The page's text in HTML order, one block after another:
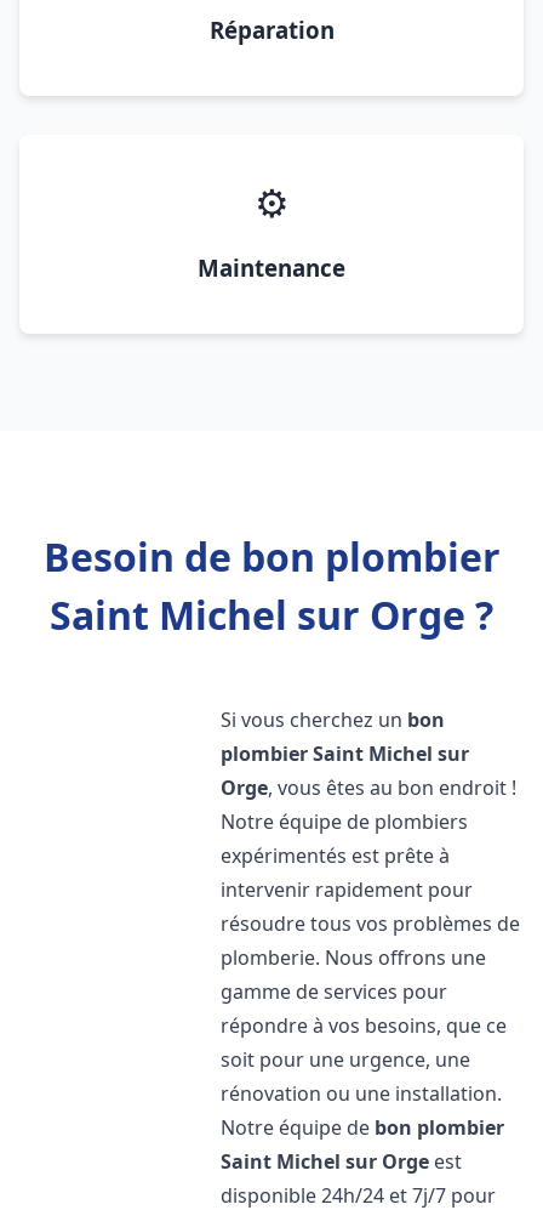
Réparation
⚙️
Maintenance
Besoin de bon plombier
Saint Michel sur Orge ?
Si vous cherchez un bon
plombierSaint Michel sur
Orge, vous êtes au bon endroit !
Notre équipe de plombiers
expérimentés est prête à
intervenir rapidement pour
résoudre tous vos problèmes de
plomberie. Nous offrons une
gamme de services pour
répondre à vos besoins, que ce
soit pour une urgence, une
rénovation ou une installation.
Notre équipe de bon plombier
Saint Michel sur Orge est
disponible 24h/24 et 7j/7 pour